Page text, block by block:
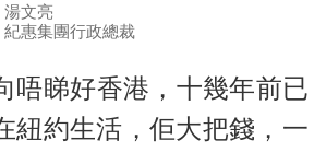
湯文亮
紀惠集團行政總裁
睇好香港，十幾年前已
紐約生活，佢大把錢，一